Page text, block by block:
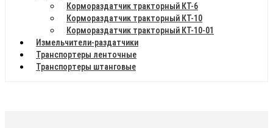
Кормораздатчик тракторный КТ-6
Кормораздатчик тракторный КТ-10
Кормораздатчик тракторный КТ-10-01
Измельчители-раздатчики
Транспортеры ленточные
Транспортеры штанговые